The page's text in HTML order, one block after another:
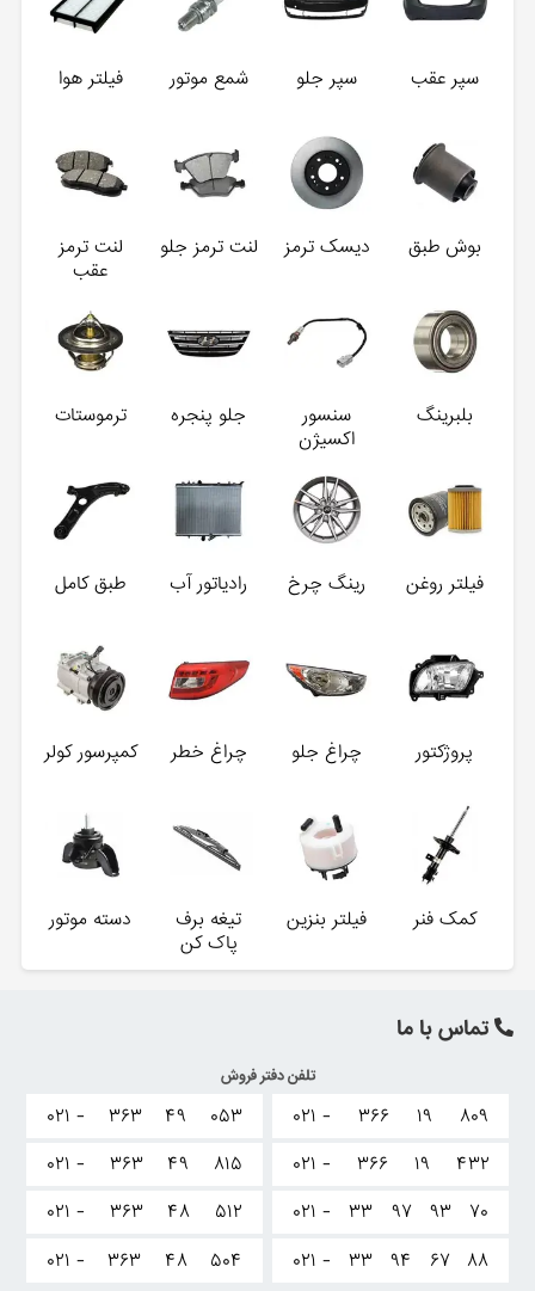
سپر عقب سپر جلو شمع موتور فیلتر هوا
بوش طبق دیسک ترمز لنت ترمز جلو
لنت ترمز
عقب
بلبرینگ
سنسور
اکسیژن
جلو پنجره ترموستات
فیلتر روغن رینگ چرخ رادیاتور آب طبق کامل
پروژکتور چراغ جلو چراغ خطر کمپرسور کولر
کمک فنر فیلتر بنزین
تیغه برف
پاک کن
دسته موتور
تماس با ما
تلفن دفتر فروش
۰۲۱ - ۳۶۶ ۱۹
۸۰۹
۰۲۱ -
۳۶۶ ۱۹
۴۳۲
۰۲۱ -
۳۳ ۹۷ ۹۳
۷۰
۰۲۱ -
۳۳ ۹۴ ۶۷ ۸۸
۰۲۱ - ۳۶۳ ۴۹
۰۵۳
۰۲۱ -
۳۶۳ ۴۹
۸۱۵
۰۲۱ -
۳۶۳ ۴۸
۵۱۲
۰۲۱ -
۳۶۳ ۴۸ ۵۰۴